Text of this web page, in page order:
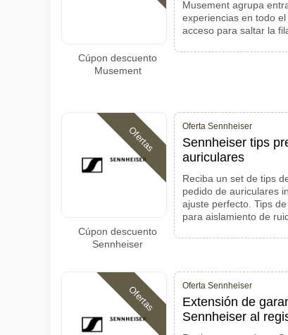
Cúpon descuento
Musement
Musement agrupa
experiencias en todo
acceso para saltar la
Ofertas
Cúpon descuento
Sennheiser
Oferta Sennheiser
Sennheiser tips
auriculares
Reciba un set de tips
pedido de auriculares
ajuste perfecto. Tips
para aislamiento de
Ofertas Oferta Sennheiser
Extensión de
Sennheiser al